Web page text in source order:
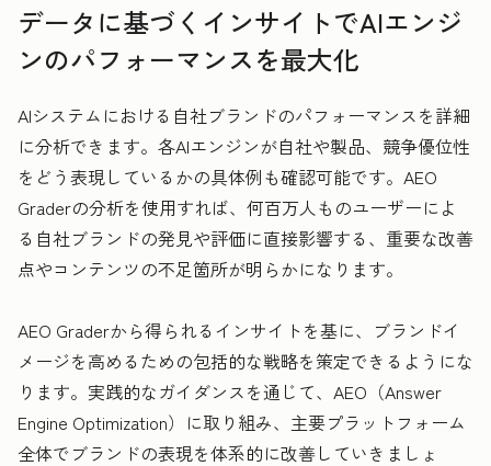
データに基づくインサイトでAIエンジ
ンのパフォーマンスを最大化
AIシステムにおける自社ブランドのパフォーマンスを詳細
に分析できます。各AIエンジンが自社や製品、競争優位性
をどう表現しているかの具体例も確認可能です。AEO
Graderの分析を使用すれば、何百万人ものユーザーによ
る自社ブランドの発見や評価に直接影響する、重要な改善
点やコンテンツの不足箇所が明らかになります。
AEO Graderから得られるインサイトを基に、ブランドイ
メージを高めるための包括的な戦略を策定できるようにな
ります。実践的なガイダンスを通じて、AEO（Answer
Engine Optimization）に取り組み、主要プラットフォーム
全体でブランドの表現を体系的に改善していきましょ